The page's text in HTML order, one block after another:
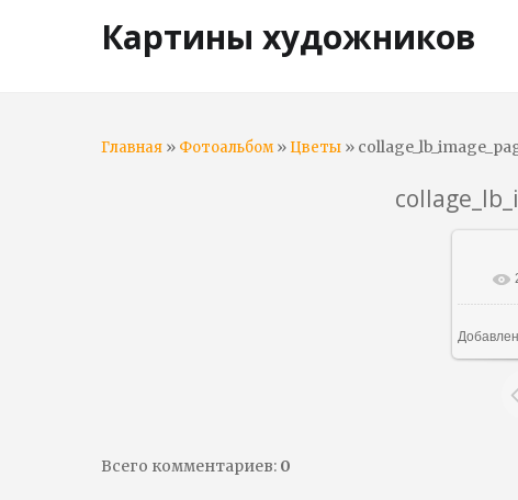
Картины художников
Главная » Фотоальбом» Цветы »
Всего комментариев: 0